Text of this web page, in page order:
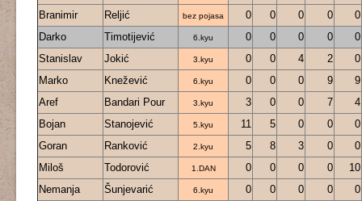
Branimir
Reljić bez pojasa 0 0 0 0
0
Darko
Timotijević 6.kyu 0 0 0 0
0
Stanislav
Jokić 3.kyu 0 0 4 2
0
Marko
Knežević 6.kyu 0 0 0 9
9
Aref
Bandari Pour 3.kyu 3 0 0 7
4
Bojan
Stanojević 5.kyu 11 5 0 0
0
Goran
Ranković 2.kyu 5 8 3 0
0
Miloš
Todorović 1.DAN 0 0 0 0
10
Nemanja
Šunjevarić 6.kyu 0 0 0 0
0